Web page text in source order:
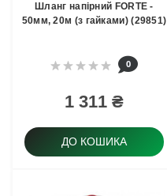
Шланг напірний FORTE -
50мм, 20м (з гайками) (29851)
0
1 311 ₴
ДО КОШИКА